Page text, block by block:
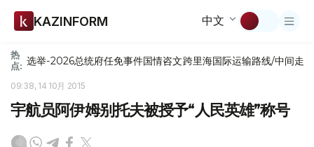
KAZINFORM 中文
热
点: 选举-2026总统府任免事件国情咨文跨里海国际运输路线/中间走廊
09:38, 14 10月 2015
宇航员阿伊姆别托夫被授予“人民英雄”称号